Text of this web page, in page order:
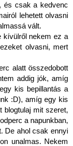
és csak a kedvenc
lehetett olvasni
vált.
kívülről nekem ez a
olvasni, mert
alatt összedobott
addig jók, amíg
kis bepillantás a
:D), amíg egy kis
blogtulaj mit szeret,
a napunkban,
De ahol csak ennyi
unalmas. Nekem